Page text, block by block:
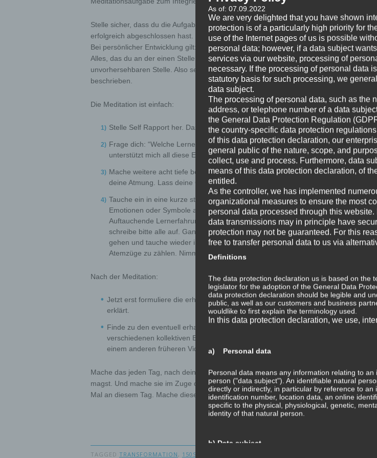
Stelle sicher, dass du die Aufgaben des Verstehens der Emotion und des Reflektierens
erfolgreich abgeschlossen hast.
Bei persönlicher Entwicklung gilt: “There is no such thing as a free meal.”
Alles, das du an der einen Stelle einsparst, kostet dich etwas an einer anderen, meist
unvorhersehbaren Stelle. Also sei aufrichtig mit dir selbst und erledige die Aufgabe wie
beschrieben.
Die Meditation ist einfach:
Stelle Self Rapport her. Dazu gibt es eigene Videos.
Frage dich: “Welche Lernerfahrungen erlauben mir, frei von all dieser Emotion zu
unterstützt mich all diese Emotion jetzt gehen zu lassen?”
Mache weitere acht tiefe bewusste Atemzüge, Fokus im unteren Bauchbereich.
deine Atmung. Lass deine Gedanken zur Frage gehen, achte nur auf deine Atmung.
Tauche ein in eine kurze stille Meditation, zähle deine Atemzüge. Wenn Gedanken,
Emotionen oder Symbole auftauchen lasse sie erst mal ein oder zwei Atemzüge
Auftauchende Lernerfahrungen sowie wesentliche Gedanken, Emotionen oder
schreibe bitte alle auf. Ganz so, wie sie kommen, in genau der Formulierung.
gehen und tauche wieder in die Meditation ein, indem du einfach wieder beginnst
Atemzüge zu zählen. Nimm dir ein paar Minuten Zeit dafür.
Nach der Meditation:
Jetzt erst formuliere die erhaltenen Lernerfahrungen, wie in einem früheren Video
erklärt.
Finde zu den eventuell erhaltenen Symbolen die kollektiven Bedeutungen in den
verschiedenen kollektiven Ebenen. Bestimme daraus deine persönliche Bedeutung,
einem anderen früheren Video erklärt.
Mache das jeden Tag, nach deiner Morgenroutine. Wiederhole es über den Tag verteilt,
magst. Und mache sie im Zuge deiner Abendroutine, bevor du zu Bett gehst zumindest
Mal an diesem Tag. Mache diese Meditation an zumindest fünf aufeinander folgenden
TAGGED TRANSFORMATION , 150SEK
As of: 07.09.2022
We are very delighted that you have shown
protection is of a particularly high priority for
use of the Internet pages of us is possible
personal data; however, if a data subject
services via our website, processing of
necessary. If the processing of personal data
statutory basis for such processing, we
data subject.
The processing of personal data, such as the
address, or telephone number of a data
the General Data Protection Regulation
the country-specific data protection
of this data protection declaration, our
general public of the nature, scope, and
collect, use and process. Furthermore, data
means of this data protection declaration, of
entitled.
As the controller, we has implemented
organizational measures to ensure the most
personal data processed through this
data transmissions may in principle have
protection may not be guaranteed. For this
free to transfer personal data to us via
Definitions
The data protection declaration us is based on the
legislator for the adoption of the General Data
data protection declaration should be legible and
public, as well as our customers and business
wouldlike to first explain the terminology used.
In this data protection declaration, we use,
a) Personal data
Personal data means any information relating to
person ("data subject"). An identifiable natural
directly or indirectly, in particular by reference to an
identification number, location data, an online
specific to the physical, physiological, genetic,
identity of that natural person.
b) Data subject